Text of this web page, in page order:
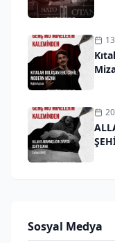
Sosyal Medya